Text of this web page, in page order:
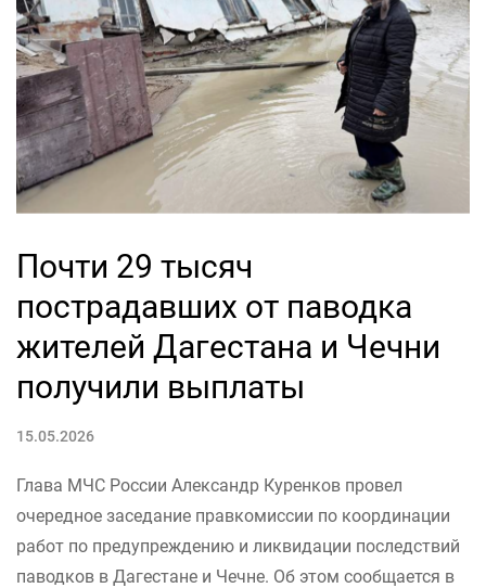
Почти 29 тысяч
пострадавших от паводка
жителей Дагестана и Чечни
получили выплаты
15.05.2026
Глава МЧС России Александр Куренков провел
очередное заседание правкомиссии по координации
работ по предупреждению и ликвидации последствий
паводков в Дагестане и Чечне. Об этом сообщается в